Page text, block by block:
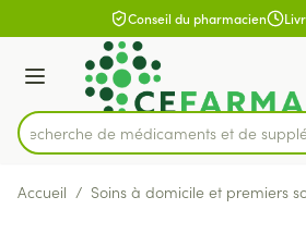
Aller au contenu
1 de 1Conseil du pharmacien
Menu
Rechercher
Recherche de médicaments et
Accueil / Soins à domicile et premiers